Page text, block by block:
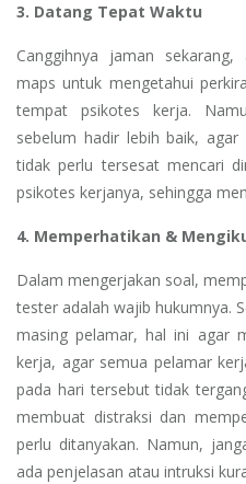
3. Datang Tepat Waktu
Canggihnya jaman
maps untuk mengetahui
tempat psikotes kerja.
sebelum hadir lebih baik,
tidak perlu tersesat mencari
psikotes kerjanya, sehingga
4. Memperhatikan &
Dalam mengerjakan soal,
tester adalah wajib hukumnya.
masing pelamar, hal ini agar
kerja, agar semua pelamar
pada hari tersebut tidak
membuat distraksi dan
perlu ditanyakan. Namun,
ada penjelasan atau intruksi